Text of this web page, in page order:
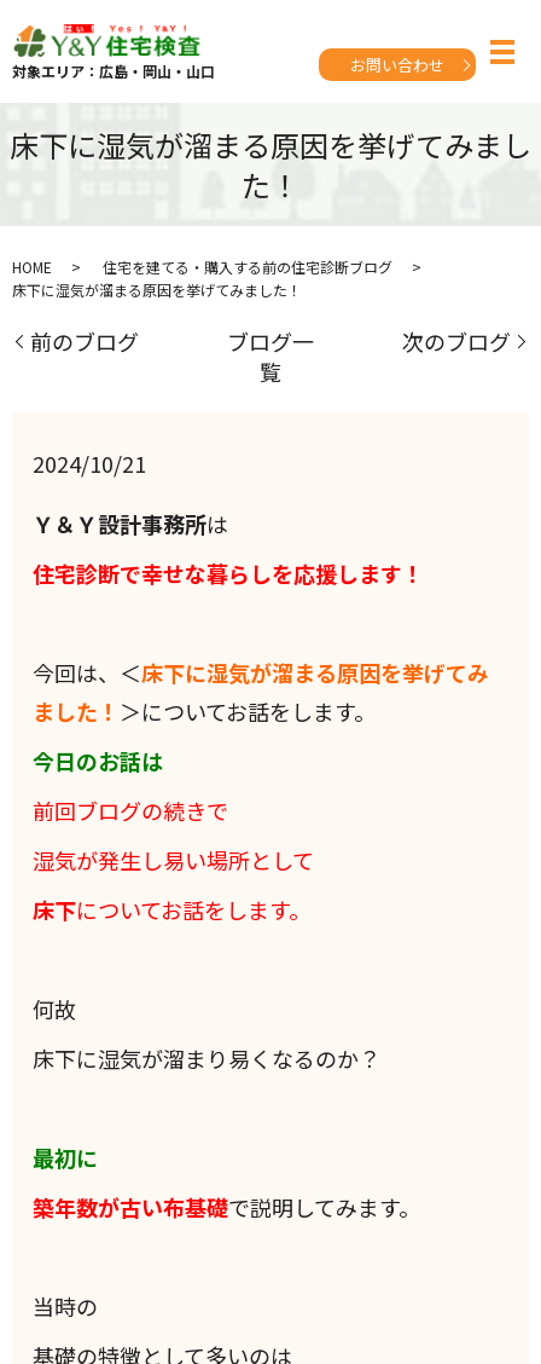
対象エリア：広島・岡山・山口 お問い合わせ
床下に湿気が溜まる原因を挙げてみまし
た！
HOME
住宅を建てる・購入する前の住宅診断ブログ
床下に湿気が溜まる原因を挙げてみました！
前のブログ
ブログ一
覧
次のブログ
2024/10/21
Ｙ＆Ｙ設計事務所は
住宅診断で幸せな暮らしを応援します！
今回は、＜床下に湿気が溜まる原因を挙げてみ
ました！ ＞についてお話をします。
今日のお話は
前回ブログの続きで
湿気が発生し易い場所として
床下についてお話をします。
何故
床下に湿気が溜まり易くなるのか？
最初に
築年数が古い布基礎で説明してみます。
当時の
基礎の特徴として多いのは